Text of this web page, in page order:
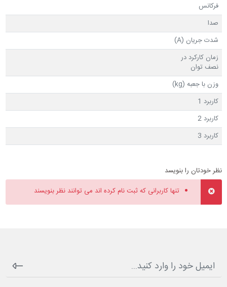
فرکانس
صدا
شدت جریان (A)
زمان کارکرد در
نصف توان
وزن با جعبه (kg)
کاربرد 1
کاربرد 2
کاربرد 3
نظر خودتان را بنویسد
تنها کاربرانی که ثبت نام کرده اند می توانند نظر بنویسند